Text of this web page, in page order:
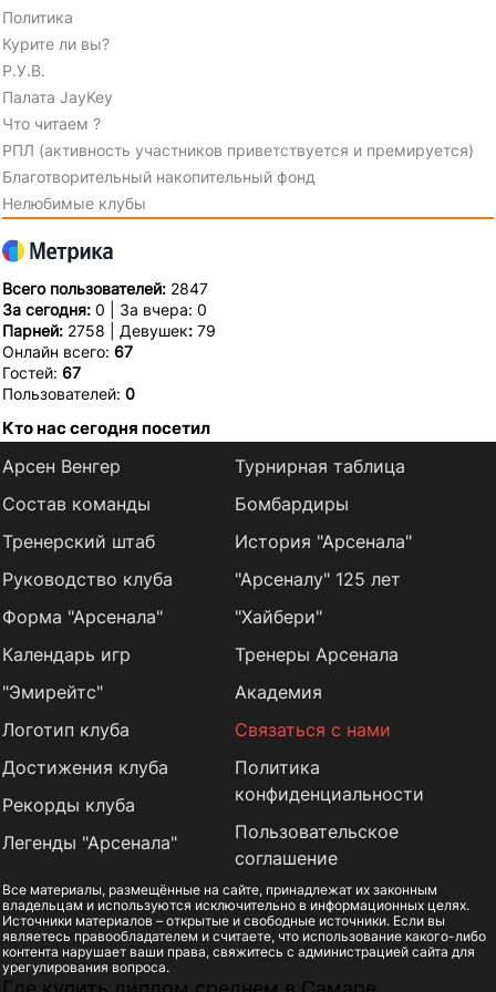
Политика
Курите ли вы?
Р.У.В.
Палата JayKey
Что читаем ?
РПЛ (активность участников приветствуется и премируется)
Благотворительный накопительный фонд
Нелюбимые клубы
Всего пользователей: 2847
За сегодня: 0 | За вчера: 0
Парней: 2758 | Девушек: 79
Онлайн всего: 67
Гостей: 67
Пользователей: 0
Кто нас сегодня посетил
Арсен Венгер
Состав команды
Тренерский штаб
Руководство клуба
Форма "Арсенала"
Календарь игр
Турнирная таблица
Бомбардиры
История "Арсенала"
"Арсеналу" 125 лет
"Хайбери"
Тренеры Арсенала
"Эмирейтс"
Логотип клуба
Достижения клуба
Рекорды клуба
Легенды "Арсенала"
Академия
Связаться с нами
Политика
конфиденциальности
Пользовательское
соглашение
Все материалы, размещённые на сайте, принадлежат их законным
владельцам и используются исключительно в информационных целях.
Источники материалов – открытые и свободные источники. Если вы
являетесь правообладателем и считаете, что использование какого-либо
контента нарушает ваши права, свяжитесь с администрацией сайта для
урегулирования вопроса.